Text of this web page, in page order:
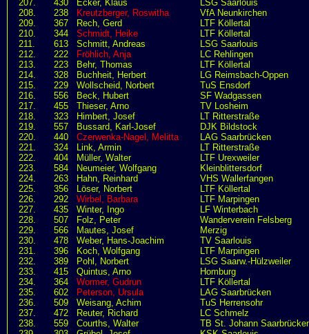
207.
430 Ecker, Klaus
LSG Saarlouis
208.
238 Kreutzberger, Roswitha
VfA Neunkirchen
209.
367 Rech, Gerd
LTF Köllertal
210.
344 Schmidt, Heike
LTF Köllertal
211.
613 Schmitt, Andreas
LSG Saarlouis
212.
222 Fröhlich, Anja
LC Rehlingen
213.
223 Behr, Thomas
LTF Köllertal
214.
328 Buchheit, Herbert
LG Reimsbach-Oppen
215.
229 Wollscheid, Norbert
TuS Ensdorf
216.
556 Beck, Hubert
SF Wadgassen
217.
455 Thieser, Arno
TV Losheim
218.
323 Himbert, Josef
LT Ritterstraße
219.
557 Bussard, Karl-Josef
DJK Bildstock
220.
440 Czerwenka-Nagel, Melitta
LAG Saarbrücken
221.
324 Link, Armin
LT Ritterstraße
222.
404 Müller, Walter
LTF Urexweiler
223.
584 Neumeier, Wolfgang
Kleinblittersdorf
224.
263 Hahn, Reinhard
VHS Wallerfangen
225.
356 Löser, Norbert
LTF Köllertal
226.
292 Wirbel, Barbara
LTF Marpingen
227.
435 Winter, Ingo
LF Winterbach
228.
507 Folz, Peter
Wanderverein Felsberg
229.
566 Mautes, Josef
Merzig
230.
478 Weber, Hans-Joachim
TV Saarlouis
231.
396 Koch, Wolfgang
LTF Marpingen
232.
389 Pohl, Norbert
LSG Saarw.-Hülzweiler
233.
415 Quintus, Arno
Homburg
234.
364 Wormer, Gudrun
LTF Köllertal
235.
602 Peterson, Ursula
LAG Saarbrücken
236.
509 Weisang, Achim
TuS Herrensohr
237.
472 Reuter, Richard
LC Schmelz
238.
559 Courths, Walter
TB St. Johann